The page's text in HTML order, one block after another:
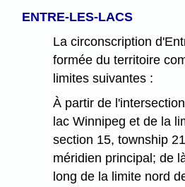
ENTRE-LES-LACS
La circonscription
formée du territoire
limites suivantes :
À partir de
lac Winnipeg et de la
section 15, township
méridien principal; de
long de la limite nord